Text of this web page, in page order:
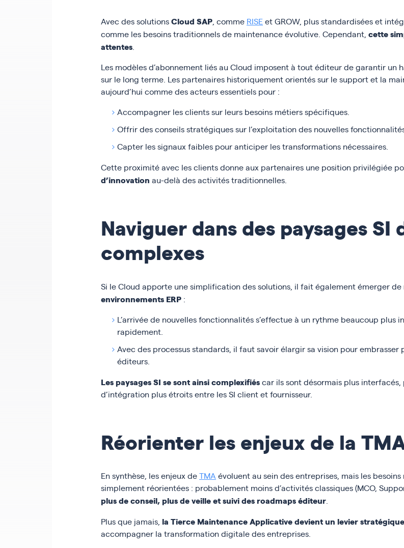
Avec des solutionsCloud SAP , comme RISEet GROW, plus standardisées et
comme les besoins traditionnels de maintenance évolutive. Cependant, cette
attentes
Les modèles d’abonnement liés au Cloud imposent à tout éditeur de garantir
sur le long terme. Les partenaires historiquement orientés sur le support et la
aujourd’hui comme des acteurs essentiels pour :
Accompagner les clients sur leurs besoins métiers spécifiques.
Offrir des conseils stratégiques sur l’exploitation des nouvelles
Capter les signaux faibles pour anticiper les transformations nécessaires.
Cette proximité avec les clients donne aux partenaires une position privilégiée
d’innovation au-delà des activités traditionnelles.
Naviguer dans des paysages SI
complexes
Si le Cloud apporte une simplification des solutions, il fait également émerger de
environnements ERP :
L’arrivée de nouvelles fonctionnalités s’effectue à un rythme beaucoup plus
rapidement.
Avec des processus standards, il faut savoir élargir sa vision pour
éditeurs.
Les paysages SI se sont ainsi complexifiéscar ils sont désormais plus
d’intégration plus étroits entre les SI client et fournisseur.
Réorienter les enjeux de la
En synthèse, les enjeux deTMA évoluent au sein des entreprises, mais les
simplement réorientées : probablement moins d’activités classiques (MCO,
plus de conseil, plus de veille et suivi des roadmaps éditeur
Plus que jamais, la Tierce Maintenance Applicative devient un levier stratégique
accompagner la transformation digitale des entreprises.